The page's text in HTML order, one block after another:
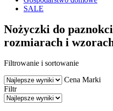
SALE
Nożyczki do
rozmiarach i
Filtrowanie i sortowanie
Cena Marki
Filtr